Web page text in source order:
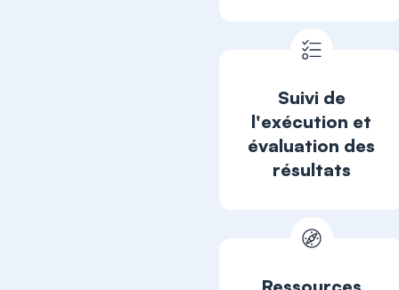
Suivi de
l'exécution et
évaluation des
résultats